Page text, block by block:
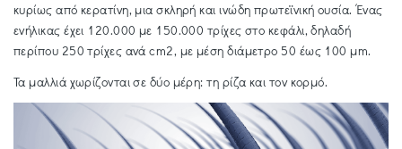
κυρίως από κερατίνη, μια σκληρή και ινώδη πρωτεϊνική ουσία. Ένας
ενήλικας έχει 120.000 με 150.000 τρίχες στο κεφάλι, δηλαδή
περίπου 250 τρίχες ανά cm2, με μέση διάμετρο 50 έως 100 μm.
Τα μαλλιά χωρίζονται σε δύο μέρη: τη ρίζα και τον κορμό.